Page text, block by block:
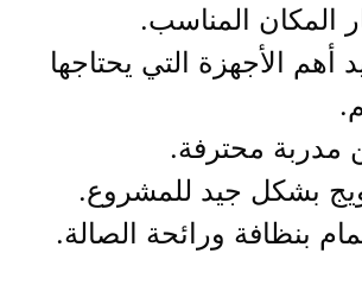
المكان المناسب.
أهم الأجهزة التي يحتاجها
مدربة محترفة.
بشكل جيد للمشروع.
بنظافة ورائحة الصالة.